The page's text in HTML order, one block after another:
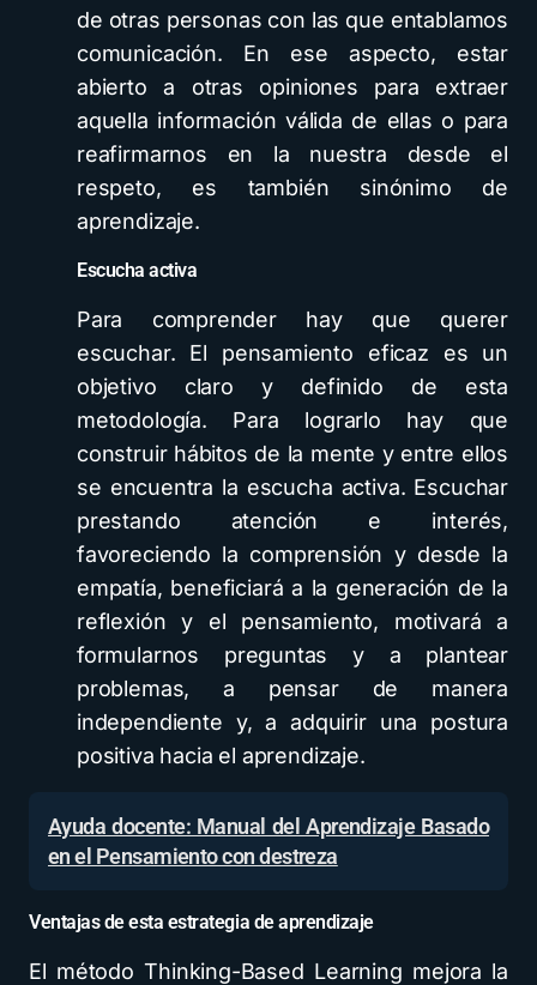
de otras personas con las que entablamos
comunicación. En ese aspecto, estar
abierto a otras opiniones para extraer
aquella información válida de ellas o para
reafirmarnos en la nuestra desde el
respeto, es también sinónimo de
aprendizaje.
Escucha activa
Para comprender hay que querer
escuchar. El pensamiento eficaz es un
objetivo claro y definido de esta
metodología. Para lograrlo hay que
construir hábitos de la mente y entre ellos
se encuentra la escucha activa. Escuchar
prestando atención e interés,
favoreciendo la comprensión y desde la
empatía, beneficiará a la generación de la
reflexión y el pensamiento, motivará a
formularnos preguntas y a plantear
problemas, a pensar de manera
independiente y, a adquirir una postura
positiva hacia el aprendizaje.
Ayuda docente: Manual del Aprendizaje Basado
en el Pensamiento con destreza
Ventajas de esta estrategia de aprendizaje
El método Thinking-Based Learning mejora la